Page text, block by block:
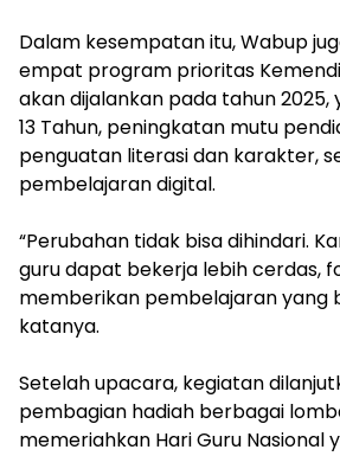
‎Dalam kesempatan itu, Wabup
empat program prioritas
akan dijalankan pada tahun 2025,
13 Tahun, peningkatan mutu
penguatan literasi dan karakter,
pembelajaran digital.
‎“Perubahan tidak bisa dihindari.
guru dapat bekerja lebih cerdas,
memberikan pembelajaran yang
katanya.
‎Setelah upacara, kegiatan
pembagian hadiah berbagai
memeriahkan Hari Guru Nasional